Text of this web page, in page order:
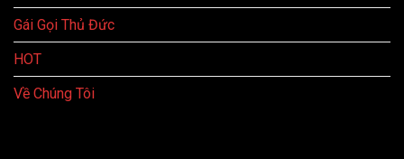
Gái Gọi Thủ Đức
HOT
Về Chúng Tôi